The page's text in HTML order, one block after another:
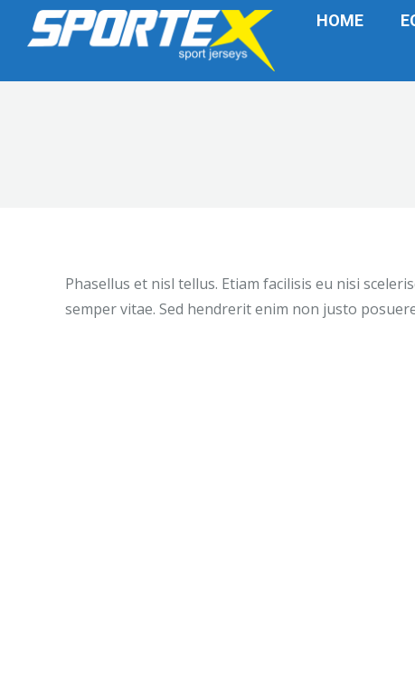
HOME
Phasellus et nisl tellus. Etiam facilisis eu nisi
semper vitae. Sed hendrerit enim non justo